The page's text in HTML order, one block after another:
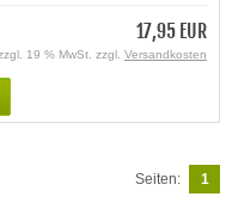
17,95 EUR
19 % MwSt. zzgl. Versandkosten
Seiten: 1